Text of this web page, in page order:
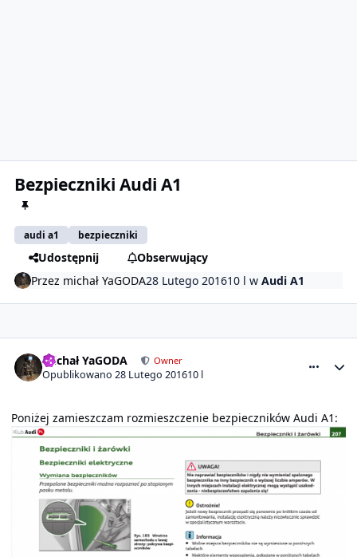
Bezpieczniki Audi A1
audi a1 bezpieczniki
Udostępnij
Obserwujący
Przez michał YaGODA28 Lutego 201610 lwAudi A1
michał YaGODA Owner
Opublikowano28 Lutego 201610 l
Poniżej zamieszczam rozmieszczenie bezpieczników Audi A1: